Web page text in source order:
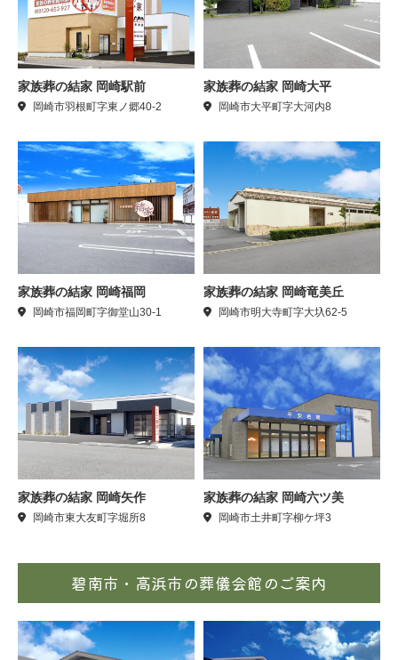
家族葬の結家 岡崎駅前
岡崎市羽根町字東ノ郷40-2
家族葬の結家 岡崎大平
岡崎市大平町字大河内8
家族葬の結家 岡崎福岡
岡崎市福岡町字御堂山30-1
家族葬の結家 岡崎竜美丘
岡崎市明大寺町字大圦62-5
家族葬の結家 岡崎矢作
岡崎市東大友町字堀所8
家族葬の結家 岡崎六ツ美
岡崎市土井町字柳ケ坪3
碧南市・高浜市の葬儀会館のご案内